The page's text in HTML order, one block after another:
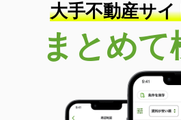
大手不動産サイ
まとめて